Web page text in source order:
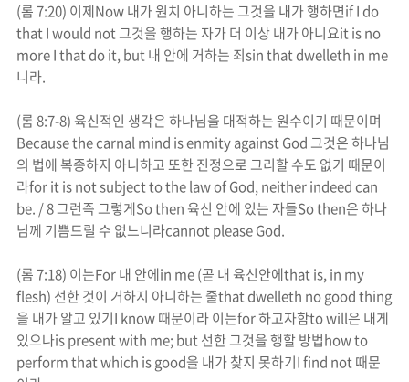
(롬7:20) 이제Now내가 원치 아니하는 그것을 내가 행하면if I do
that I would not그것을 행하는 자가 더 이상 내가 아니요it is no
more I that do it, but내 안에 거하는 죄sin that dwelleth in me
니라.
(롬8:7-8) 육신적인 생각은 하나님을 대적하는 원수이기 때문이며
Because the carnal mind is enmity against God 그것은 하나님
의 법에 복종하지 아니하고 또한 진정으로 그리할 수도 없기 때문이
라for it is not subject to the law of God, neither indeed can
be. / 8그런즉 그렇게So then 육신 안에 있는 자들So then은 하나
님께 기쁨드릴 수 없느니라cannot please God.
(롬7:18) 이는For내 안에in me (곧 내 육신안에that is, in my
flesh) 선한 것이 거하지 아니하는 줄that dwelleth no good thing
을 내가 알고 있기I know때문이라 이는for하고자함to will은 내게
있으나is present with me; but선한 그것을 행할 방법how to
perform that which is good을 내가 찾지 못하기I find not때문